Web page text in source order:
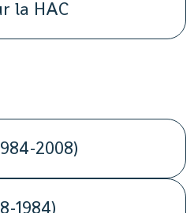
la HAC
2008)
1984)